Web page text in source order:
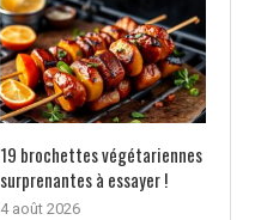
19 brochettes végétariennes
surprenantes à essayer !
4 août 2026